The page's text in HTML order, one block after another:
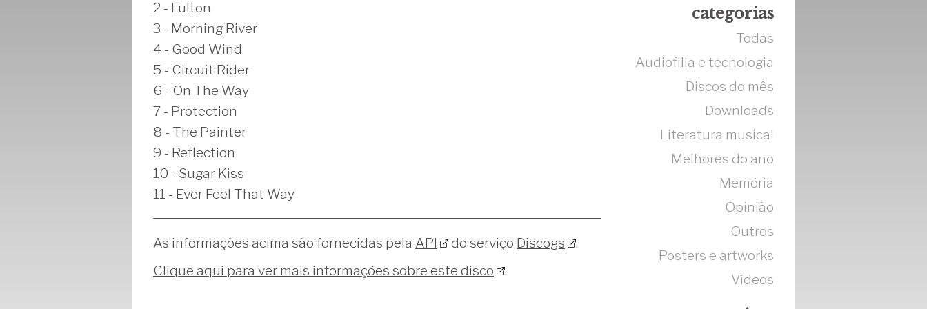
2 - Fulton
3 - Morning River
4 - Good Wind
5 - Circuit Rider
6 - On The Way
7 - Protection
8 - The Painter
9 - Reflection
10 - Sugar Kiss
11 - Ever Feel That Way
As informações acima são fornecidas pela API do serviço Discogs
.
Clique aqui para ver mais informações sobre este disco
.
categorias
Todas
Audiofilia e tecnologia
Discos do mês
Downloads
Literatura musical
Melhores do ano
Memória
Opinião
Outros
Posters e artworks
Vídeos